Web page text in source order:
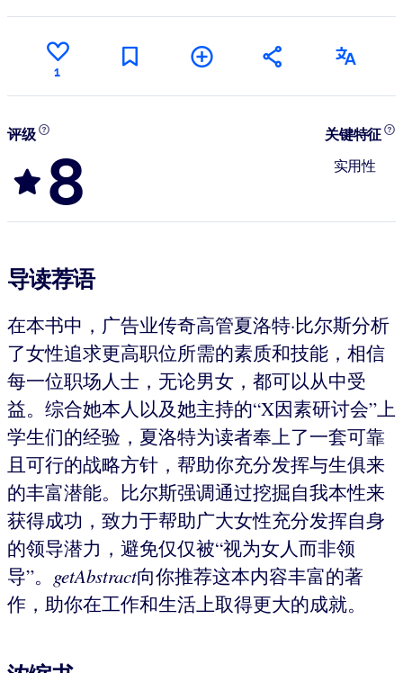
1
评级
8
关键特征
实用性
导读荐语
在本书中，广告业传奇高管夏洛特·比尔斯分析
了女性追求更高职位所需的素质和技能，相信
每一位职场人士，无论男女，都可以从中受
益。综合她本人以及她主持的“X因素研讨会”上
学生们的经验，夏洛特为读者奉上了一套可靠
且可行的战略方针，帮助你充分发挥与生俱来
的丰富潜能。比尔斯强调通过挖掘自我本性来
获得成功，致力于帮助广大女性充分发挥自身
的领导潜力，避免仅仅被“视为女人而非领
导”。 getAbstract向你推荐这本内容丰富的著
作，助你在工作和生活上取得更大的成就。